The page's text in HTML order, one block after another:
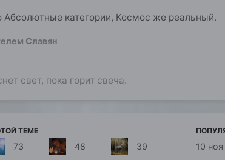
Абсолютные категории, Космос же реальный.
Славян
свет, пока горит свеча.
ТЕМЕ
73 48 39 10 ноя